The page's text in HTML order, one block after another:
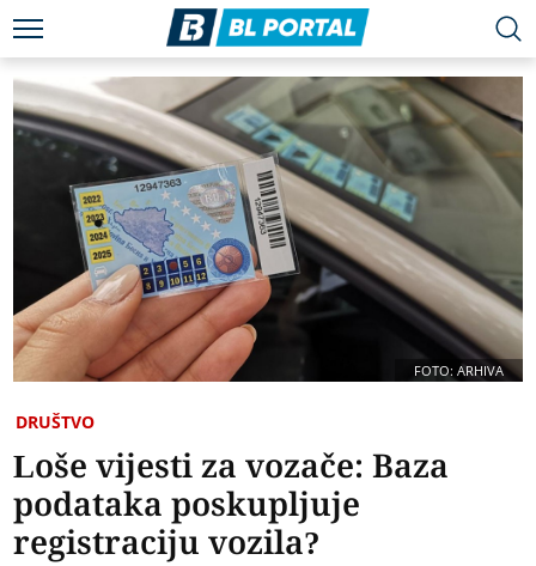
FOTO: ARHIVA
DRUŠTVO
Loše vijesti za vozače: Baza
podataka poskupljuje
registraciju vozila?